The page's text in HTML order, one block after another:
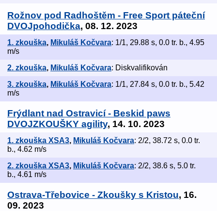
Rožnov pod Radhoštěm - Free Sport páteční
DVOJpohodička, 08. 12. 2023
1. zkouška, Mikuláš Kočvara: 1/1, 29.88 s, 0.0 tr. b., 4.95
m/s
2. zkouška, Mikuláš Kočvara: Diskvalifikován
3. zkouška, Mikuláš Kočvara: 1/1, 27.84 s, 0.0 tr. b., 5.42
m/s
Frýdlant nad Ostravicí - Beskid paws
DVOJZKOUŠKY agility, 14. 10. 2023
1. zkouška XSA3, Mikuláš Kočvara: 2/2, 38.72 s, 0.0 tr.
b., 4.62 m/s
2. zkouška XSA3, Mikuláš Kočvara: 2/2, 38.6 s, 5.0 tr.
b., 4.61 m/s
Ostrava-Třebovice - Zkoušky s Kristou, 16.
09. 2023